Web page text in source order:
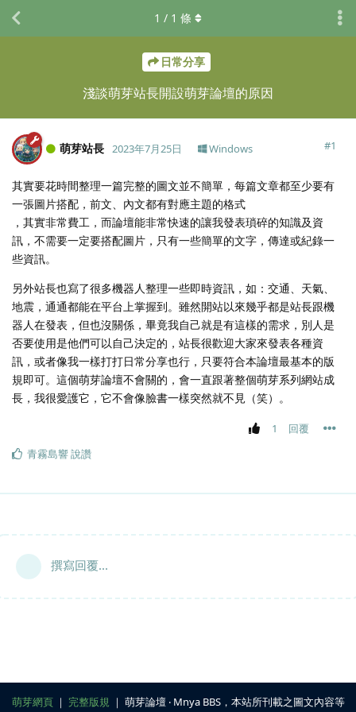
日常分享
淺談萌芽站長開設萌芽論壇的原因
1 / 1 條
萌芽站長 2023年7月25日 #1
Windows
其實要花時間整理一篇完整的圖文並不簡單，每篇文章都至少要有
一張圖片搭配，前文、內文都有對應主題的格式
，其實非常費工，而論壇能非常快速的讓我發表瑣碎的知識及資
訊，不需要一定要搭配圖片，只有一些簡單的文字，傳達或紀錄一
些資訊。
另外站長也寫了很多機器人整理一些即時資訊，如：交通、天氣、
地震，通通都能在平台上掌握到。雖然開站以來幾乎都是站長跟機
器人在發表，但也沒關係，畢竟我自己就是有這樣的需求，別人是
否要使用是他們可以自己決定的，站長很歡迎大家來發表各種資
訊，或者像我一樣打打日常分享也行，只要符合本論壇最基本的版
規即可。這個萌芽論壇不會關的，會一直跟著整個萌芽系列網站成
長，我很愛護它，它不會像臉書一樣突然就不見（笑）。
1
回覆
青霧島響說讚
撰寫回覆...
萌芽網頁｜ 完整版規 ｜ 萌芽論壇 ‧ Mnya BBS，本站所刊載之圖文內容等